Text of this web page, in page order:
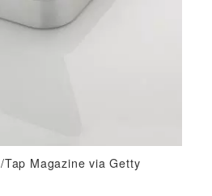
Magazine via Getty